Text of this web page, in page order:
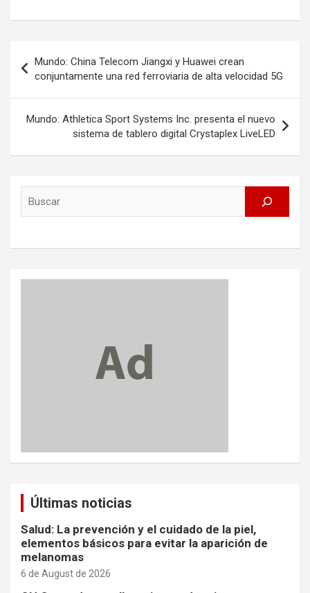
navigation
Mundo: China Telecom Jiangxi y Huawei crean
conjuntamente una red ferroviaria de alta velocidad 5G
Mundo: Athletica Sport Systems Inc. presenta el nuevo
sistema de tablero digital Crystaplex LiveLED
Últimas noticias
Salud: La prevención y el cuidado de la piel,
elementos básicos para evitar la aparición de
melanomas
6 de August de 2026